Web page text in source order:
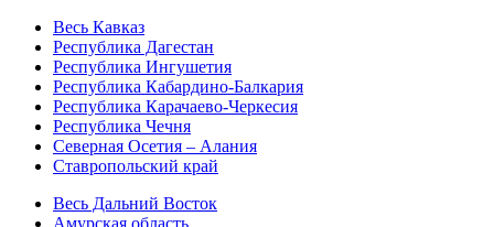
Весь Кавказ
Республика Дагестан
Республика Ингушетия
Республика Кабардино-Балкария
Республика Карачаево-Черкесия
Республика Чечня
Северная Осетия – Алания
Ставропольский край
Весь Дальний Восток
Амурская область